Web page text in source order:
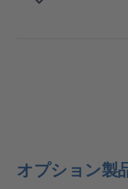
オプション製